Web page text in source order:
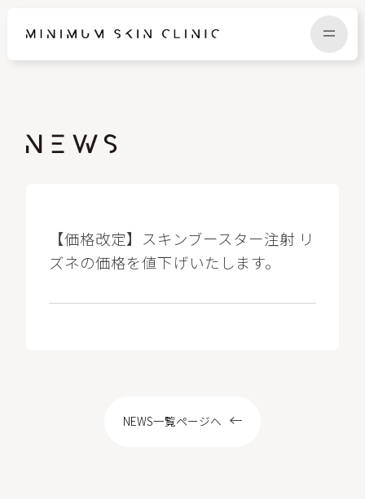
【価格改定】スキンブースター注射 リ
ズネの価格を値下げいたします。
NEWS一覧ページへ
CAMPAIGN
MENU / PRICE
RECRUIT
CONTACT